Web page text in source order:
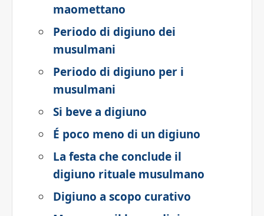
maomettano
Periodo di digiuno dei
musulmani
Periodo di digiuno per i
musulmani
Si beve a digiuno
É poco meno di un digiuno
La festa che conclude il
digiuno rituale musulmano
Digiuno a scopo curativo